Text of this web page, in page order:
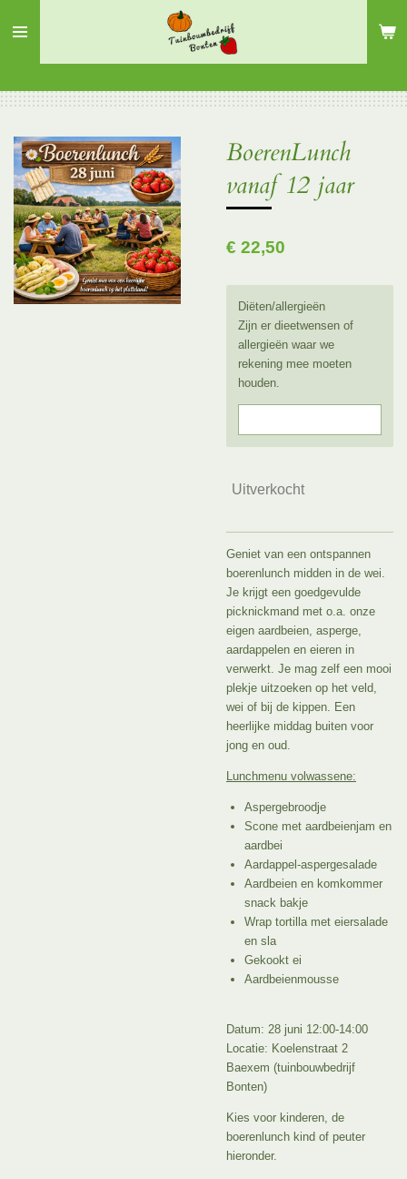
direct
hoofdinhoud
BoerenLunch
vanaf 12 jaar
€ 22,50
Diëten/allergieën
Zijn er dieetwensen of
allergieën waar we
rekening mee moeten
houden.
Uitverkocht
Geniet van een ontspannen
boerenlunch midden in de wei.
Je krijgt een goedgevulde
picknickmand met o.a. onze
eigen aardbeien, asperge,
aardappelen en eieren in
verwerkt. Je mag zelf een mooi
plekje uitzoeken op het veld,
wei of bij de kippen. Een
heerlijke middag buiten voor
jong en oud.
Lunchmenu volwassene:
Aspergebroodje
Scone met aardbeienjam en
aardbei
Aardappel-aspergesalade
Aardbeien en komkommer
snack bakje
Wrap tortilla met eiersalade
en sla
Gekookt ei
Aardbeienmousse
Datum: 28 juni 12:00-14:00
Locatie: Koelenstraat 2
Baexem (tuinbouwbedrijf
Bonten)
Kies voor kinderen, de
boerenlunch kind of peuter
hieronder.